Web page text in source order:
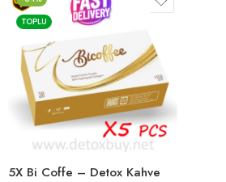
TOPLU
5X Bi Coffe – Detox Kahve